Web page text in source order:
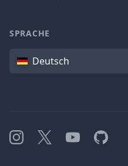
SPRACHE
SpracheDeutsch
Instagram
X YouTubeGitHub